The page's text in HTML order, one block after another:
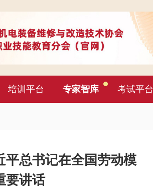
培训平台 专家智库 考试平台
总书记在全国劳动模
要讲话